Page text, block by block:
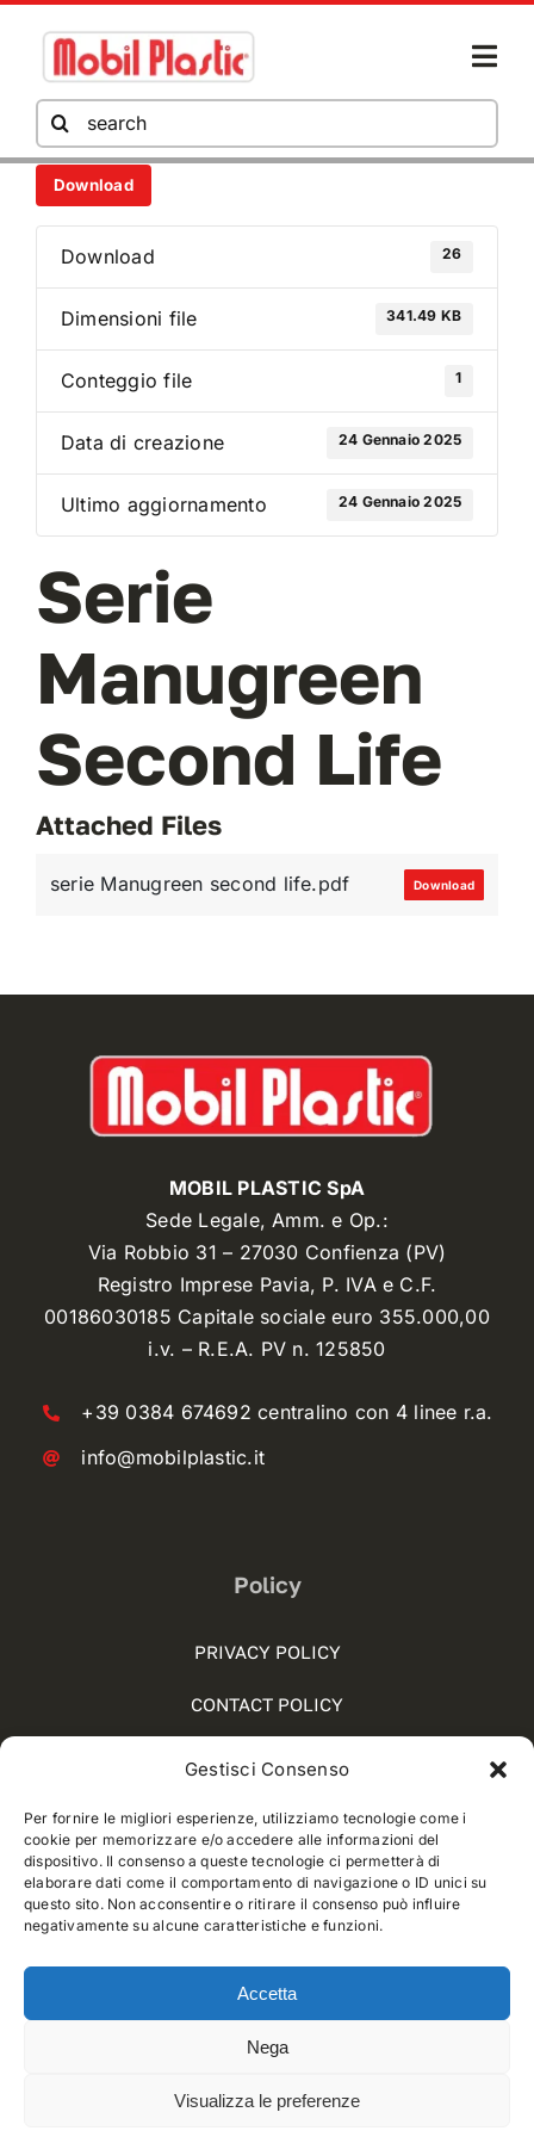
Gestisci Consenso
Per fornire le migliori esperienze, utilizziamo tecnologie come i
cookie per memorizzare e/o accedere alle informazioni del
dispositivo. Il consenso a queste tecnologie ci permetterà di
elaborare dati come il comportamento di navigazione o ID unici su
questo sito. Non acconsentire o ritirare il consenso può influire
negativamente su alcune caratteristiche e funzioni.
Accetta
Nega
Visualizza le preferenze
contenuto
PRODOTTI
HORECA
AREA DOWNLOAD
NEWS
VAI AL PREVENTIVO
Cerca
per:
Download
Download 26
Dimensioni file 341.49 KB
Conteggio file 1
Data di creazione 24 Gennaio 2025
Ultimo aggiornamento 24 Gennaio 2025
Serie
Manugreen
Second Life
Attached Files
serie Manugreen second life.pdf Download
MOBIL PLASTIC SpA
Sede Legale, Amm. e Op.:
Via Robbio 31 – 27030 Confienza (PV)
Registro Imprese Pavia, P. IVA e C.F.
00186030185 Capitale sociale euro 355.000,00
i.v. – R.E.A. PV n. 125850
+39 0384 674692 centralino con 4 linee r.a.
info@mobilplastic.it
Policy
PRIVACY POLICY
CONTACT POLICY
COOKIE POLICY (UE)
SOCIAL MEDIA POLICY
WHISTLEBLOWING
© 2012 - 2025 • Developed byWay Solutions